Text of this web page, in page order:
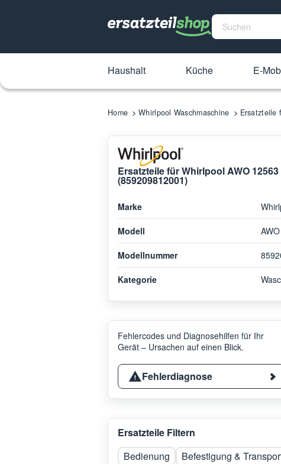
Haushalt Küche E-
Home Whirlpool Waschmaschine Ersatzteile
Ersatzteile für Whirlpool AWO
(859209812001)
Marke
Modell
Modellnummer
Kategorie
Fehlercodes und Diagnosehilfen für Ihr
Gerät – Ursachen auf einen Blick.
Fehlerdiagnose
Ersatzteile Filtern
Bedienung
Befestigung &